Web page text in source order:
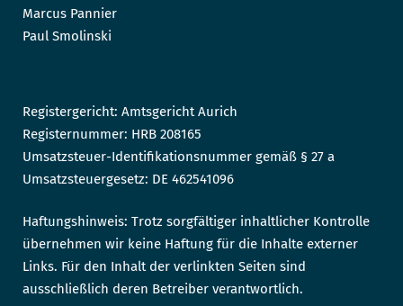
Marcus Pannier
Paul Smolinski
Registergericht: Amtsgericht Aurich
Registernummer: HRB 208165
Umsatzsteuer-Identifikationsnummer gemäß § 27 a
Umsatzsteuergesetz: DE 462541096
Haftungshinweis: Trotz sorgfältiger inhaltlicher Kontrolle
übernehmen wir keine Haftung für die Inhalte externer
Links. Für den Inhalt der verlinkten Seiten sind
ausschließlich deren Betreiber verantwortlich.